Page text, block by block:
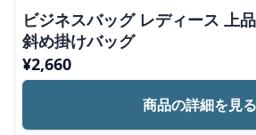
ビジネスバッグ レディース 上
斜め掛けバッグ
¥2,660
商品の詳細を見る